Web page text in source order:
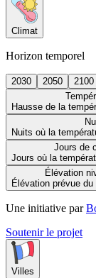
Climat
Horizon temporel
2030 2050
2100
Hausse de la
Nuits où la
Jours de
Jours où la
Élévation
Élévation prévue
Une initiative par
Soutenir le projet
Villes